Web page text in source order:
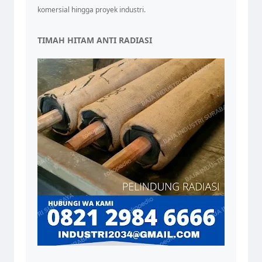
komersial hingga proyek industri.
TIMAH HITAM ANTI RADIASI